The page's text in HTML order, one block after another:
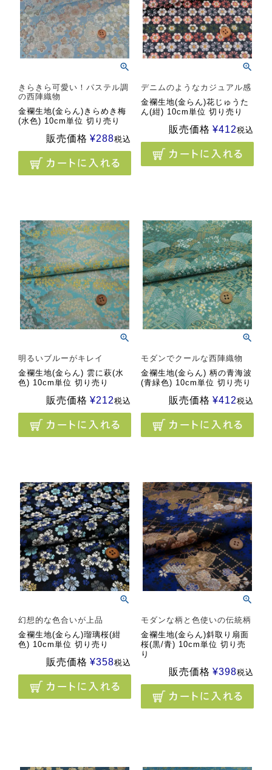
きらきら可愛い！パステル調
の西陣織物
金襴生地(金らん)きらめき梅
(水色) 10cm単位 切り売り
販売価格 ¥288税込
デニムのようなカジュアル感
金襴生地(金らん)花じゅうた
ん(紺) 10cm単位 切り売り
販売価格 ¥412税込
明るいブルーがキレイ
金襴生地(金らん) 雲に萩(水
色) 10cm単位 切り売り
販売価格 ¥212税込
モダンでクールな西陣織物
金襴生地(金らん) 柄の青海波
(青緑色) 10cm単位 切り売り
販売価格 ¥412税込
幻想的な色合いが上品
金襴生地(金らん)瑠璃桜(紺
色) 10cm単位 切り売り
販売価格 ¥358税込
モダンな柄と色使いの伝統柄
金襴生地(金らん)斜取り扇面
桜(黒/青) 10cm単位 切り売
り
販売価格 ¥398税込